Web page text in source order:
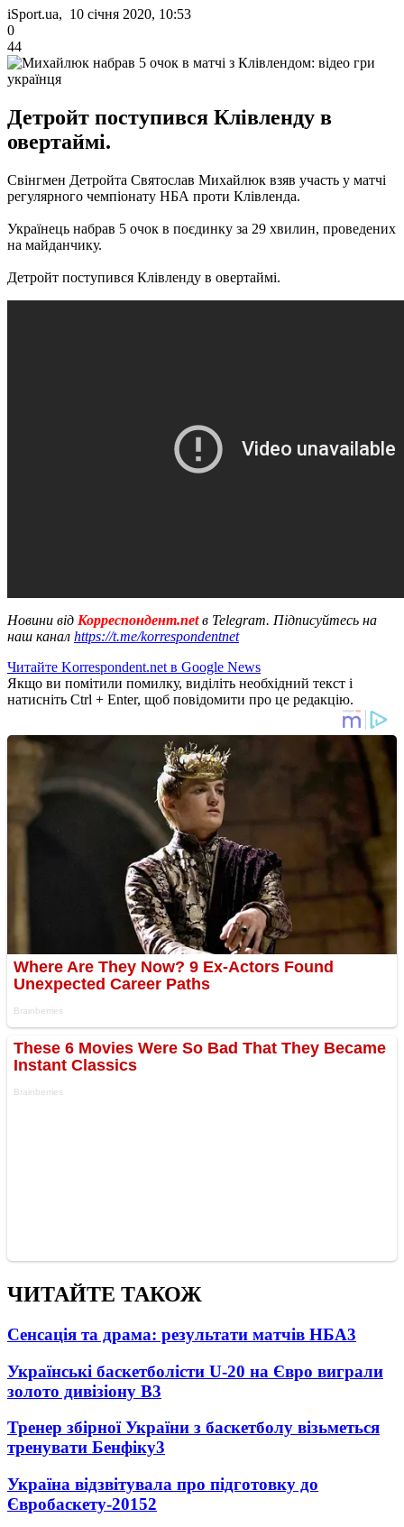
iSport.ua, 10 січня 2020, 10:53
0
44
Детройт поступився Клівленду в
овертаймі.
Свінгмен Детройта Святослав Михайлюк взяв участь у матчі
регулярного чемпіонату НБА проти Клівленда.
Українець набрав 5 очок в поєдинку за 29 хвилин, проведених
на майданчику.
Детройт поступився Клівленду в овертаймі.
Новини від Корреспондент.netв Telegram. Підписуйтесь на
наш канал https://t.me/korrespondentnet
Читайте Korrespondent.net в Google News
Якщо ви помітили помилку, виділіть необхідний текст і
натисніть Ctrl + Enter, щоб повідомити про це редакцію.
ЧИТАЙТЕ ТАКОЖ
Сенсація та драма: результати матчів НБА3
Українські баскетболісти U-20 на Євро виграли
золото дивізіону В3
Тренер збірної України з баскетболу візьметься
тренувати Бенфіку3
Україна відзвітувала про підготовку до
Євробаскету-20152